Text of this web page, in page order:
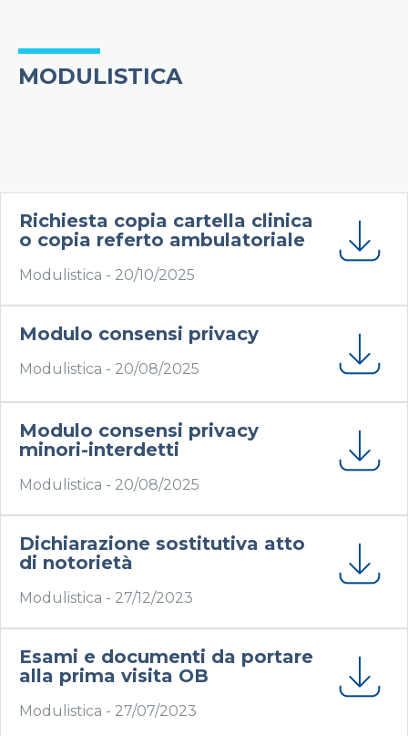
MODULISTICA
Richiesta copia cartella clinica
o copia referto ambulatoriale
Modulistica - 20/10/2025
Modulo consensi privacy
Modulistica - 20/08/2025
Modulo consensi privacy
minori-interdetti
Modulistica - 20/08/2025
Dichiarazione sostitutiva atto
di notorietà
Modulistica - 27/12/2023
Esami e documenti da portare
alla prima visita OB
Modulistica - 27/07/2023